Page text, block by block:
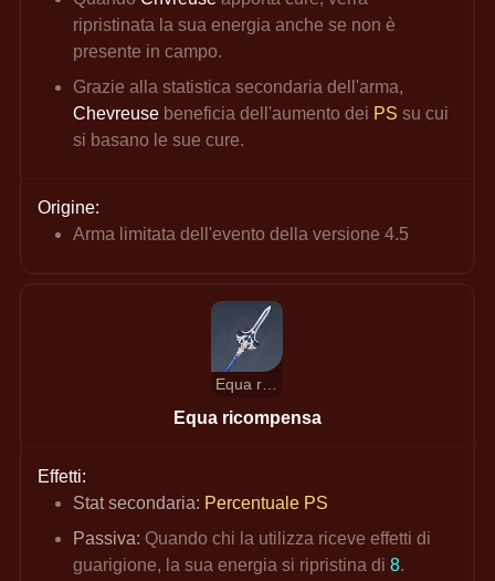
ripristinata la sua energia anche se non è
presente in campo.
Grazie alla statistica secondaria dell'arma,
Chevreuse beneficia dell'aumento dei PS su cui
si basano le sue cure.
Origine:
Arma limitata dell'evento della versione 4.5
Equa ricompensa
Equa ricompensa
Effetti:
Stat secondaria: Percentuale PS
Passiva: Quando chi la utilizza riceve effetti di
guarigione, la sua energia si ripristina di 8.